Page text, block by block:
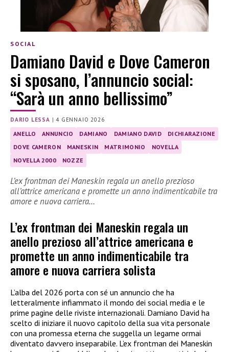
SOCIAL
Damiano David e Dove Cameron
si sposano, l’annuncio social:
“Sarà un anno bellissimo”
DARIO LESSA |4 GENNAIO 2026
ANELLO ANNUNCIO DAMIANO DAMIANO DAVID
DICHIARAZIONE
DOVE CAMERON
MANESKIN MATRIMONIO
NOVELLA
NOVELLA 2000
NOZZE
L’ex frontman dei Maneskin regala un anello prezioso
all’attrice americana e promette un anno indimenticabile tra
amore e nuova carriera…
L’ex frontman dei Maneskin regala un
anello prezioso all’attrice americana e
promette un anno indimenticabile tra
amore e nuova carriera solista
L’alba del 2026 porta con sé un annuncio che ha
letteralmente infiammato il mondo dei social media e le
prime pagine delle riviste internazionali. Damiano David ha
scelto di iniziare il nuovo capitolo della sua vita personale
con una promessa eterna che suggella un legame ormai
diventato davvero inseparabile. L’ex frontman dei Maneskin